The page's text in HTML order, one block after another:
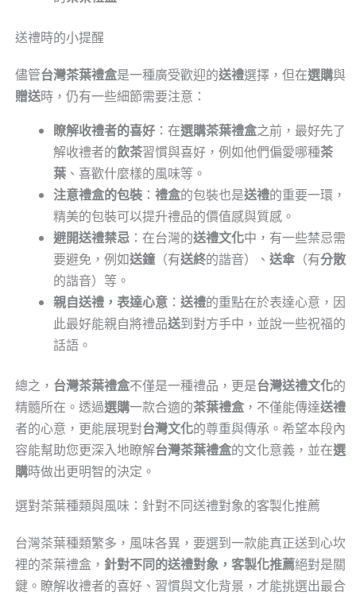
送禮時的小提醒
儘管台灣茶葉禮盒是一種廣受歡迎的送禮選擇，但在選購與
贈送時，仍有一些細節需要注意：
瞭解收禮者的喜好：在選購茶葉禮盒之前，最好先了
解收禮者的飲茶習慣與喜好，例如他們偏愛哪種茶
葉、喜歡什麼樣的風味等。
注意禮盒的包裝： 禮盒的包裝也是送禮的重要一環，
精美的包裝可以提升禮品的價值感與質感。
避開送禮禁忌：在台灣的送禮文化中，有一些禁忌需
要避免，例如送鐘（有送終的諧音）、 送傘（有分散
的諧音）等。
親自送禮，表達心意： 送禮的重點在於表達心意，因
此最好能親自將禮品送到對方手中，並說一些祝福的
話語。
總之， 台灣茶葉禮盒不僅是一種禮品，更是台灣送禮文化的
精髓所在。透過選購一款合適的茶葉禮盒，不僅能傳達送禮
者的心意，更能展現對台灣文化的尊重與傳承。希望本段內
容能幫助您更深入地瞭解台灣茶葉禮盒的文化意義，並在選
購時做出更明智的決定。
選對茶葉種類與風味：針對不同送禮對象的客製化推薦
台灣茶葉種類繁多，風味各異，要選到一款能真正送到心坎
裡的茶葉禮盒， 針對不同的送禮對象，客製化推薦絕對是關
鍵。瞭解收禮者的喜好、習慣與文化背景，才能挑選出最合